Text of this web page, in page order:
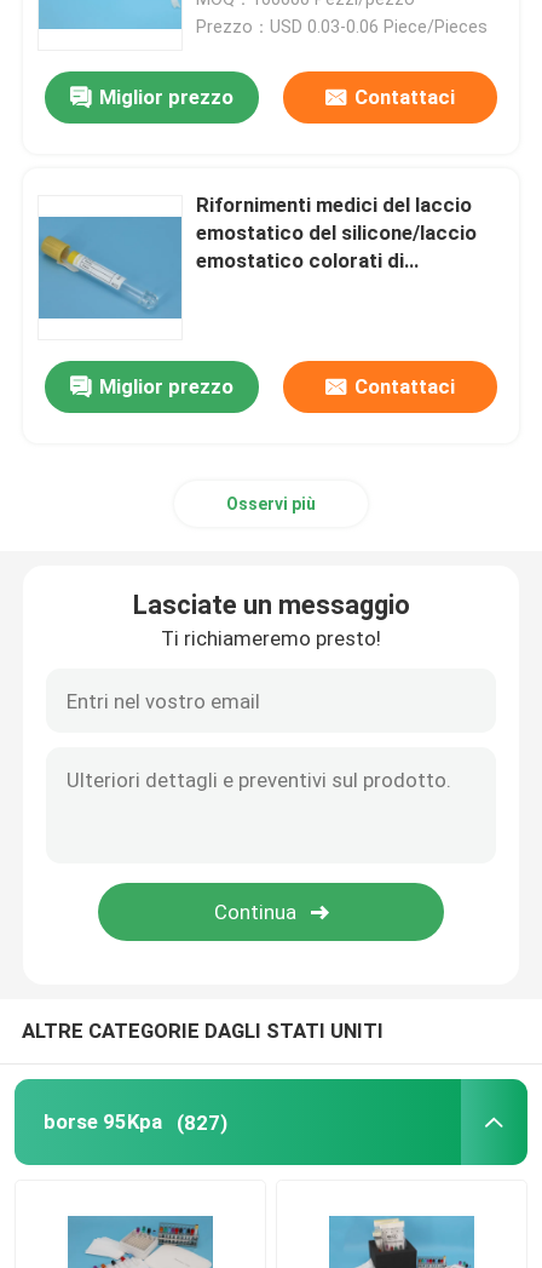
Scatola medica dell'esemplare
maniche assorbenti
cuscinetti assorbenti medici
Contenitori di trasporto del refrigerante
Fiale criogeniche
Prezzo：USD 0.03-0.06 Piece/Pieces
Miglior prezzo Contattaci
Rifornimenti medici del laccio
emostatico del silicone/laccio
emostatico colorati di
Miglior prezzo Contattaci
Osservi più
Lasciate un messaggio
Ti richiameremo presto!
ALTRE CATEGORIE DAGLI STATI UNITI
borse 95Kpa (827)